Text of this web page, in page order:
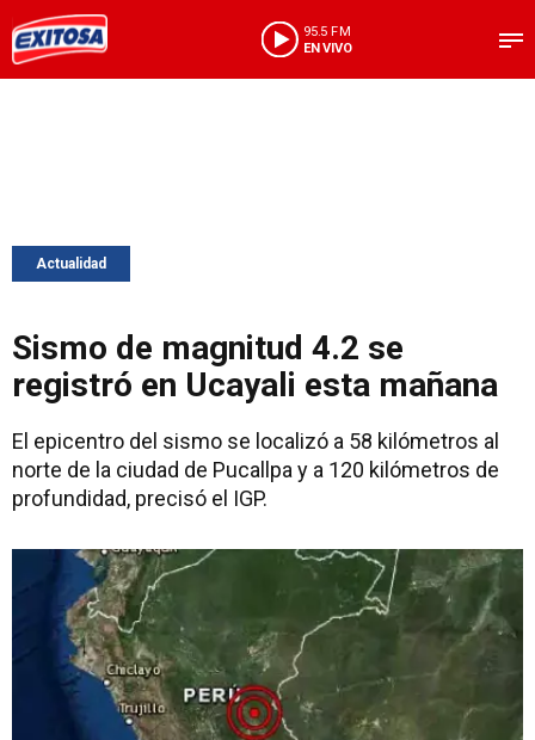
95.5 FM
EN VIVO
Actualidad
Sismo de magnitud 4.2 se
registró en Ucayali esta mañana
El epicentro del sismo se localizó a 58 kilómetros al
norte de la ciudad de Pucallpa y a 120 kilómetros de
profundidad, precisó el IGP.